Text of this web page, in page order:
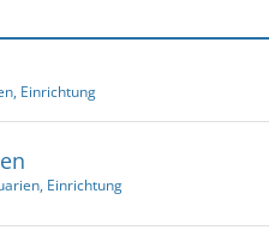
Einrichtung
Einrichtung